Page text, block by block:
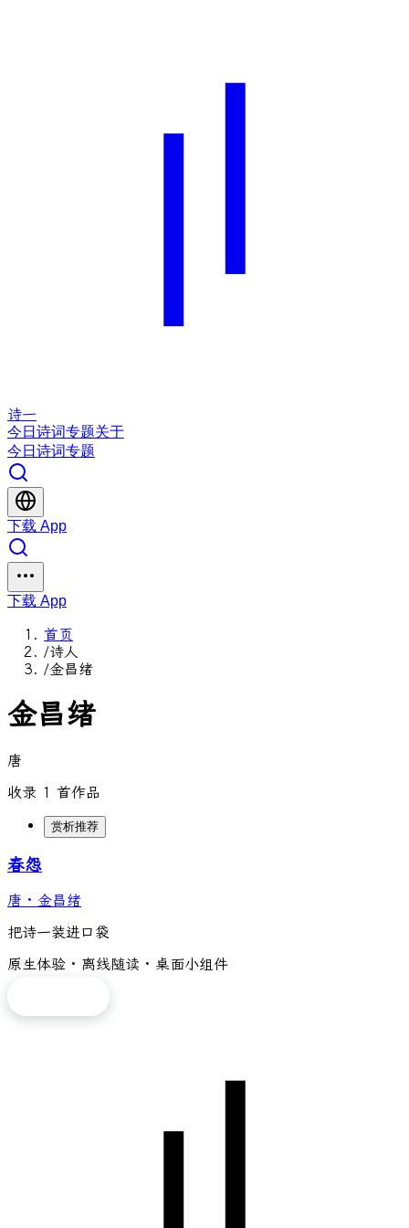
诗一
今日 诗词专题关于
今日 诗词专题
下载 App
下载 App
首页
/诗人
/金昌绪
金昌绪
唐
收录 1 首作品
赏析推荐
春怨
唐 · 金昌绪
把诗一装进口袋
原生体验 · 离线随读 · 桌面小组件